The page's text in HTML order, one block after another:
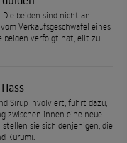
beiden sind nicht an
Verkaufsgeschwafel eines
beiden verfolgt hat, eilt zu
Sirup involviert, führt dazu,
zwischen ihnen eine neue
sie sich denjenigen, die
Kurumi.